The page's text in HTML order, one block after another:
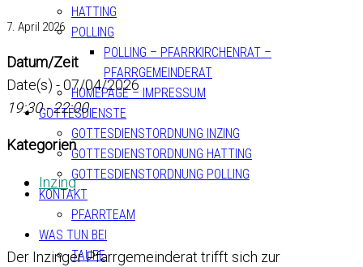
HATTING
POLLING
POLLING – PFARRKIRCHENRAT –
PFARRGEMEINDERAT
HOMEPAGE – IMPRESSUM
GOTTESDIENSTE
GOTTESDIENSTORDNUNG INZING
GOTTESDIENSTORDNUNG HATTING
GOTTESDIENSTORDNUNG POLLING
KONTAKT
PFARRTEAM
WAS TUN BEI
TAUFE
7. April 2026
Datum/Zeit
Date(s) - 07/04/2026
19:30 - 22:00
Kategorien
Inzing
Der Inzinger Pfarrgemeinderat trifft sich zur